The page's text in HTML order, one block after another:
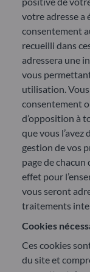
votre adresse a
consentement
recueilli dans
adressera une
vous
utilisation.
consentement
d’opposition à
que vous l’avez
gestion de vos
page de
effet pour
vous seront
traitements
Cookies
Ces cookies
du site et